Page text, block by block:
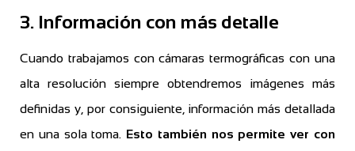
3. Información con más detalle
Cuando trabajamos con cámaras termográficas con una
alta resolución siempre obtendremos imágenes más
definidas y, por consiguiente, información más detallada
en una sola toma. Esto también nos permite ver con